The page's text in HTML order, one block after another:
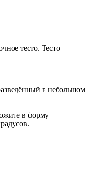
тесто. Тесто
в небольшом
в форму